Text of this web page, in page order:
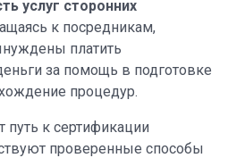
услуг сторонних
к посредникам,
платить
за помощь в подготовке
процедур.
путь к сертификации
проверенные способы